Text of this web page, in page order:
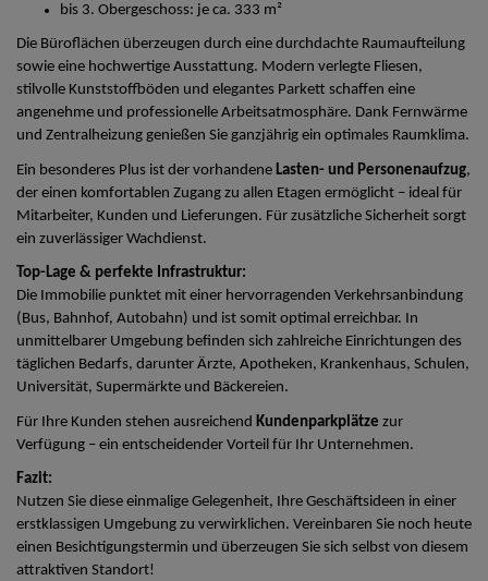
bis 3. Obergeschoss: je ca. 333 m²
Die Büroflächen überzeugen durch eine durchdachte Raumaufteilung
sowie eine hochwertige Ausstattung. Modern verlegte Fliesen,
stilvolle Kunststoffböden und elegantes Parkett schaffen eine
angenehme und professionelle Arbeitsatmosphäre. Dank Fernwärme
und Zentralheizung genießen Sie ganzjährig ein optimales Raumklima.
Ein besonderes Plus ist der vorhandene Lasten- und Personenaufzug,
der einen komfortablen Zugang zu allen Etagen ermöglicht – ideal für
Mitarbeiter, Kunden und Lieferungen. Für zusätzliche Sicherheit sorgt
ein zuverlässiger Wachdienst.
Top-Lage & perfekte Infrastruktur:
Die Immobilie punktet mit einer hervorragenden Verkehrsanbindung
(Bus, Bahnhof, Autobahn) und ist somit optimal erreichbar. In
unmittelbarer Umgebung befinden sich zahlreiche Einrichtungen des
täglichen Bedarfs, darunter Ärzte, Apotheken, Krankenhaus, Schulen,
Universität, Supermärkte und Bäckereien.
Für Ihre Kunden stehen ausreichend Kundenparkplätze zur
Verfügung – ein entscheidender Vorteil für Ihr Unternehmen.
Fazit:
Nutzen Sie diese einmalige Gelegenheit, Ihre Geschäftsideen in einer
erstklassigen Umgebung zu verwirklichen. Vereinbaren Sie noch heute
einen Besichtigungstermin und überzeugen Sie sich selbst von diesem
attraktiven Standort!